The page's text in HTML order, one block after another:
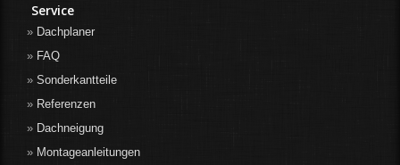
Service
Dachplaner
FAQ
Sonderkantteile
Referenzen
Dachneigung
Montageanleitungen